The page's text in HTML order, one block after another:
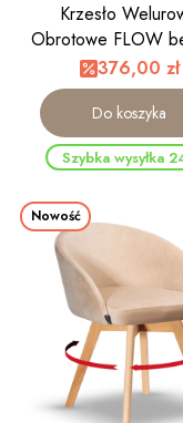
Krzesło
Obrotowe FLOW
noga drewniana
376,00 zł
Do koszyka
Szybka wysyłka
Nowość